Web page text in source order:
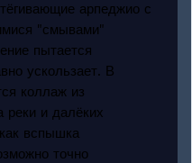
арпеджио с
"смывами"
пытается
ускользает. В
коллаж из
реки и далёких
вспышка
точно